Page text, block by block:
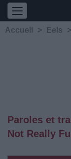
Accueil > Eels >
Paroles et
Not Really